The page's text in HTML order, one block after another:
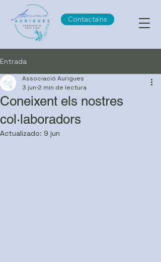
Contacta'ns
Entrada
Coneixent els nostres
col·laboradors
Associació Aurigues
3 jun 2 min de lectura
Actualizado: 9 jun